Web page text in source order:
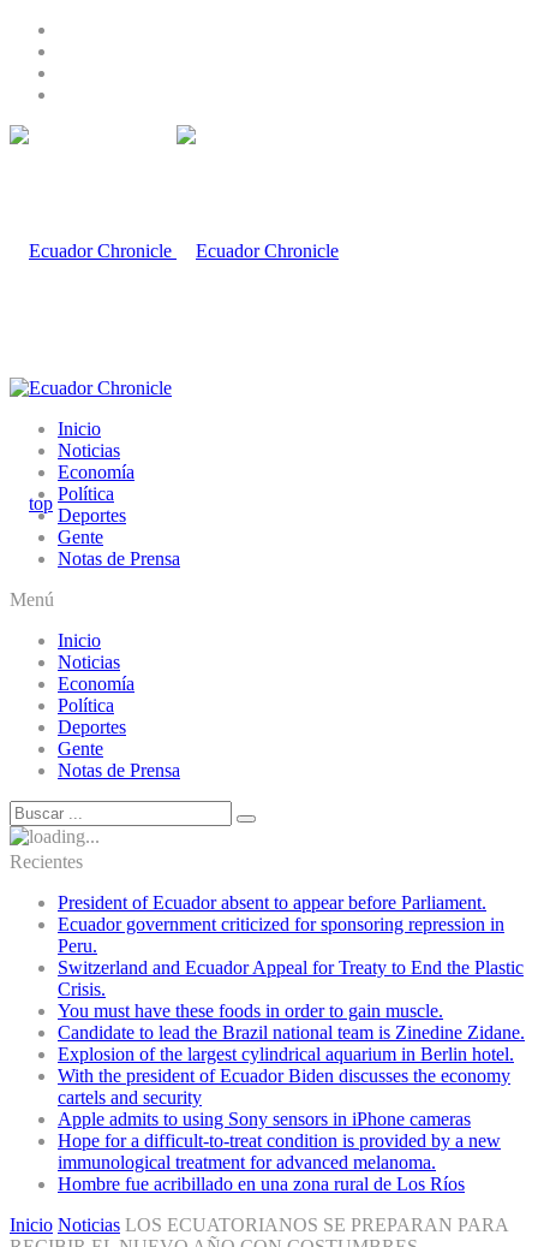
Inicio
Noticias
Economía
Política
Deportes
Gente
Notas de Prensa
Menú
Inicio
Noticias
Economía
Política
Deportes
Gente
Notas de Prensa
Recientes
President of Ecuador absent to appear before Parliament.
Ecuador government criticized for sponsoring repression in
Peru.
Switzerland and Ecuador Appeal for Treaty to End the Plastic
Crisis.
You must have these foods in order to gain muscle.
Candidate to lead the Brazil national team is Zinedine Zidane.
Explosion of the largest cylindrical aquarium in Berlin hotel.
With the president of Ecuador Biden discusses the economy
cartels and security
Apple admits to using Sony sensors in iPhone cameras
Hope for a difficult-to-treat condition is provided by a new
immunological treatment for advanced melanoma.
Hombre fue acribillado en una zona rural de Los Ríos
Inicio Noticias LOS ECUATORIANOS SE PREPARAN PARA